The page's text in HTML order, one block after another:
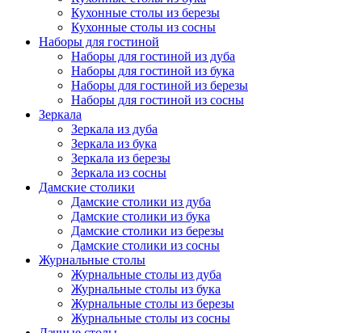
Кухонные столы из березы
Кухонные столы из сосны
Наборы для гостиной
Наборы для гостиной из дуба
Наборы для гостиной из бука
Наборы для гостиной из березы
Наборы для гостиной из сосны
Зеркала
Зеркала из дуба
Зеркала из бука
Зеркала из березы
Зеркала из сосны
Дамские столики
Дамские столики из дуба
Дамские столики из бука
Дамские столики из березы
Дамские столики из сосны
Журнальные столы
Журнальные столы из дуба
Журнальные столы из бука
Журнальные столы из березы
Журнальные столы из сосны